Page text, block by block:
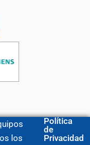
los
Política
de
Privacidad